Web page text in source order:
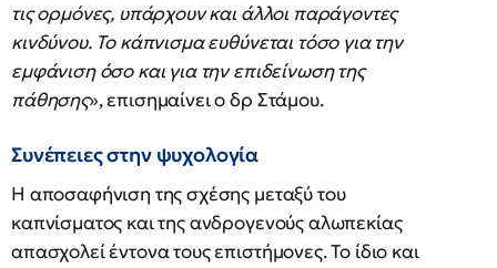
τις ορμόνες, υπάρχουν και άλλοι παράγοντες
κινδύνου. Το κάπνισμα ευθύνεται τόσο για την
εμφάνιση όσο και για την επιδείνωση της
πάθησης», επισημαίνει ο δρ Στάμου.
Συνέπειες στην ψυχολογία
Η αποσαφήνιση της σχέσης μεταξύ του
καπνίσματος και της ανδρογενούς αλωπεκίας
απασχολεί έντονα τους επιστήμονες. Το ίδιο και